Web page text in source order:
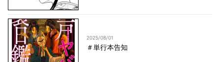
2025/08/01
＃単行本告知